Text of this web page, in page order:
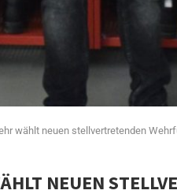
wählt neuen stellvertretenden
NEUEN